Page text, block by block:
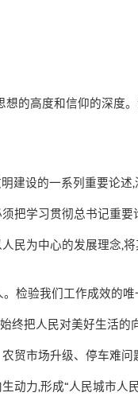
想的高度和信仰的深度
建设的一系列重要论述,
把学习贯彻总书记重要
民为中心的发展理念,将
检验我们工作成效的唯
终把人民对美好生活的
贸市场升级、停车难
动力,形成“人民城市人